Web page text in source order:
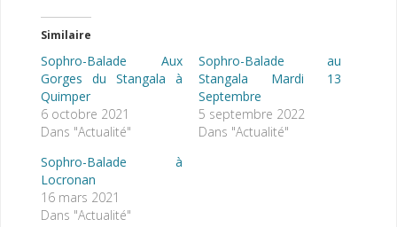
Similaire
Sophro-Balade Aux
Gorges du Stangala à
Quimper
6 octobre 2021
Dans "Actualité"
Sophro-Balade au
Stangala Mardi 13
Septembre
5 septembre 2022
Dans "Actualité"
Sophro-Balade à
Locronan
16 mars 2021
Dans "Actualité"